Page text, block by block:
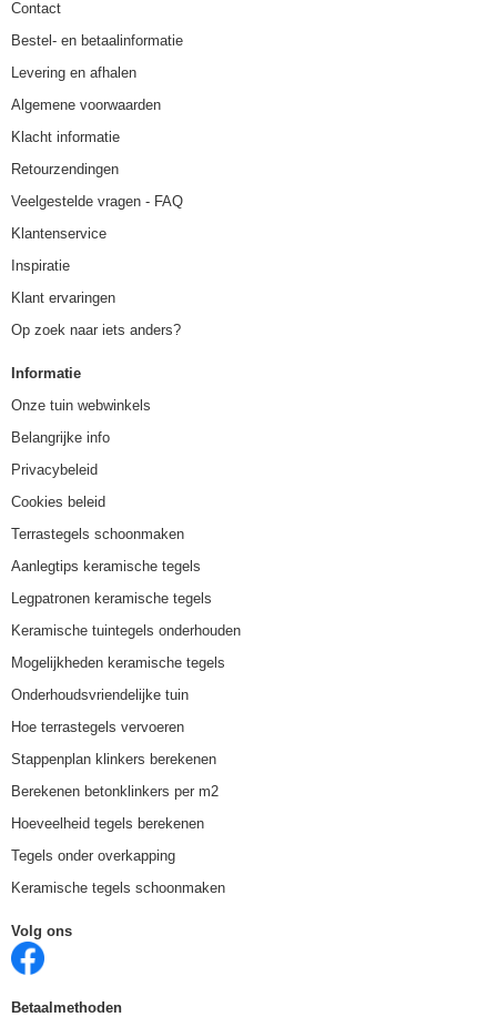
Contact
Bestel- en betaalinformatie
Levering en afhalen
Algemene voorwaarden
Klacht informatie
Retourzendingen
Veelgestelde vragen - FAQ
Klantenservice
Inspiratie
Klant ervaringen
Op zoek naar iets anders?
Informatie
Onze tuin webwinkels
Belangrijke info
Privacybeleid
Cookies beleid
Terrastegels schoonmaken
Aanlegtips keramische tegels
Legpatronen keramische tegels
Keramische tuintegels onderhouden
Mogelijkheden keramische tegels
Onderhoudsvriendelijke tuin
Hoe terrastegels vervoeren
Stappenplan klinkers berekenen
Berekenen betonklinkers per m2
Hoeveelheid tegels berekenen
Tegels onder overkapping
Keramische tegels schoonmaken
Volg ons
Betaalmethoden